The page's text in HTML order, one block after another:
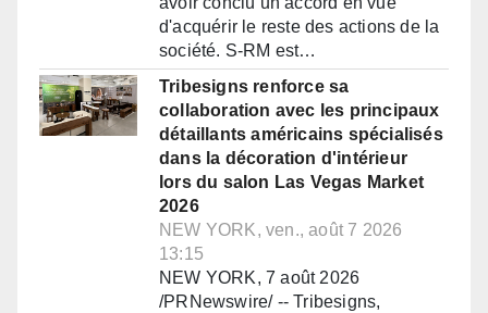
d'acquérir le reste des actions de la
société. S-RM est…
Tribesigns renforce sa
collaboration avec les principaux
détaillants américains spécialisés
dans la décoration d'intérieur
lors du salon Las Vegas Market
2026
NEW YORK, ven., août 7 2026
13:15
NEW YORK, 7 août 2026
/PRNewswire/ -- Tribesigns,